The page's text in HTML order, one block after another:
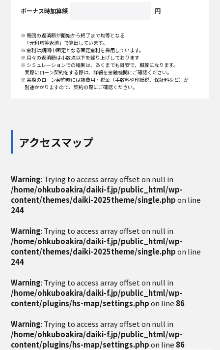
ボーナス時加算額 円
※ 毎回の返済額が開始から終了まで均等となる
「元利均等返済」で算出しています。
※ 金利は期間中固定となる固定金利を採用しています。
※ 月々の返済額は小数点以下を繰り上げしております
※ シミュレーションでの結果は、あくまでも目安で、概算になります。
実際にローン契約をする際は、詳細を金融機関にご確認ください。
※ 実際のローン契約時には諸費用・税金（手数料や印紙税、保証料など）が
別途かかりますので、契約の際にご確認ください。
アクセスマップ
Warning: Trying to access array offset on null in
/home/ohkuboakira/daiki-f.jp/public_html/wp-
content/themes/daiki-2025theme/single.phpon line
244
Warning: Trying to access array offset on null in
/home/ohkuboakira/daiki-f.jp/public_html/wp-
content/themes/daiki-2025theme/single.phpon line
244
Warning: Trying to access array offset on null in
/home/ohkuboakira/daiki-f.jp/public_html/wp-
content/plugins/hs-map/settings.phpon line 86
Warning: Trying to access array offset on null in
/home/ohkuboakira/daiki-f.jp/public_html/wp-
content/plugins/hs-map/settings.phpon line 86